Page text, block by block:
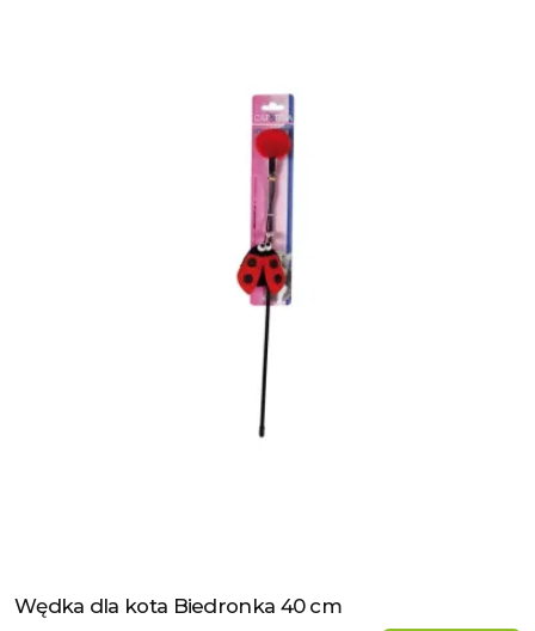
Zobacz produkt
Wędka dla kota Biedronka 40 cm